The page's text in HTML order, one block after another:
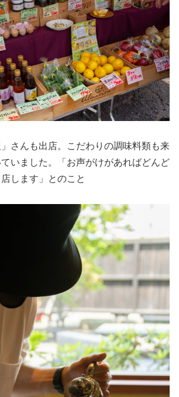
さんも出店。こだわりの調味料類も来
いました。「お声がけがあればどんど
します」とのこと